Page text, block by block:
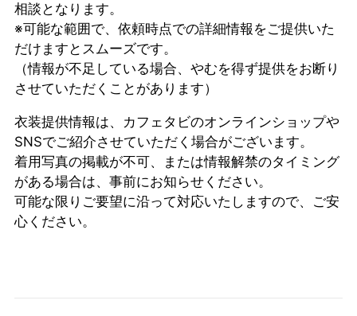
相談となります。
※可能な範囲で、依頼時点での詳細情報をご提供いた
だけますとスムーズです。
（情報が不足している場合、やむを得ず提供をお断り
させていただくことがあります）
衣装提供情報は、カフェタビのオンラインショップや
SNSでご紹介させていただく場合がございます。
着用写真の掲載が不可、または情報解禁のタイミング
がある場合は、事前にお知らせください。
可能な限りご要望に沿って対応いたしますので、ご安
心ください。